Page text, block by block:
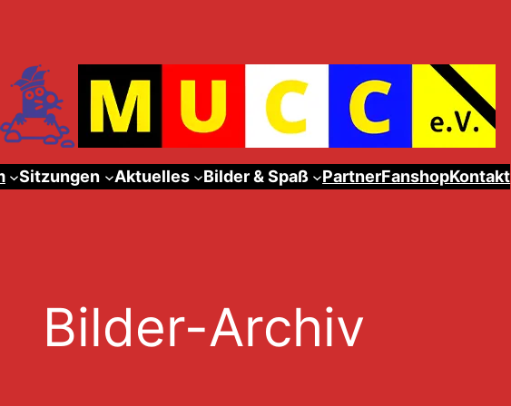
Sitzungen Aktuelles Bilder & Spaß PartnerFanshopKontakt
Bilder-Archiv